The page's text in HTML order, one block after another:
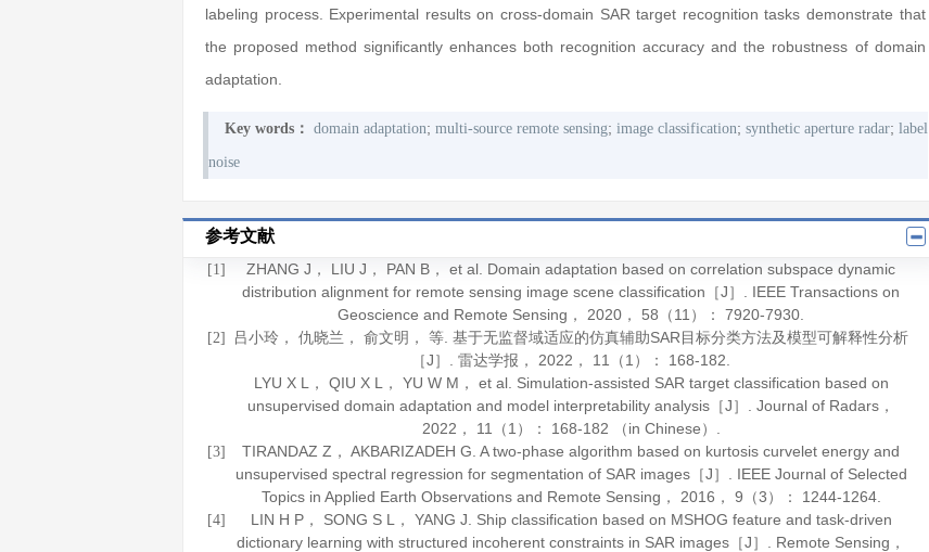
labeling process. Experimental results on cross-domain SAR target recognition tasks demonstrate that
the proposed method significantly enhances both recognition accuracy and the robustness of domain
adaptation.
Key words： domain adaptation; multi-source remote sensing; image classification; synthetic aperture radar; label
noise
参考文献
[1]
ZHANG J， LIU J， PAN B， et al. Domain adaptation based on correlation subspace dynamic
distribution alignment for remote sensing image scene classification［J］. IEEE Transactions on
Geoscience and Remote Sensing ， 2020 ， 58 （11）： 7920-7930.
[2]
吕小玲， 仇晓兰， 俞文明， 等. 基于无监督域适应的仿真辅助SAR目标分类方法及模型可解释性分析
［J］. 雷达学报 ， 2022 ， 11
（1）： 168-182.
LYU X L， QIU X L， YU W M， et al. Simulation-assisted SAR target classification based on
unsupervised domain adaptation and model interpretability analysis［J］. Journal of Radars ，
2022 ， 11 （1）： 168-182 （in Chinese）.
[3]
TIRANDAZ Z， AKBARIZADEH G. A two-phase algorithm based on kurtosis curvelet energy and
unsupervised spectral regression for segmentation of SAR images［J］. IEEE Journal of Selected
Topics in Applied Earth Observations and Remote Sensing ， 2016 ， 9 （3）： 1244-1264.
[4]
LIN H P， SONG S L， YANG J. Ship classification based on MSHOG feature and task-driven
dictionary learning with structured incoherent constraints in SAR images［J］. Remote Sensing ，